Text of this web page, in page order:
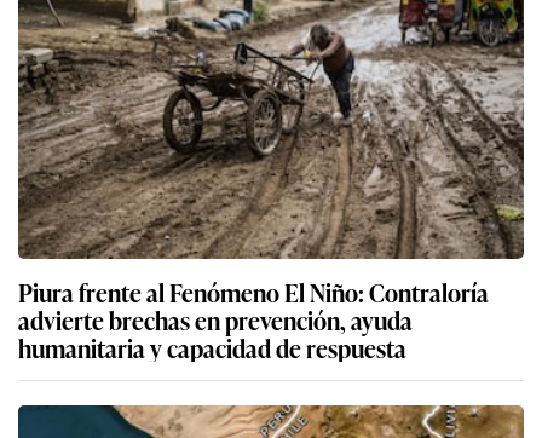
Piura frente al Fenómeno El Niño: Contraloría
advierte brechas en prevención, ayuda
humanitaria y capacidad de respuesta